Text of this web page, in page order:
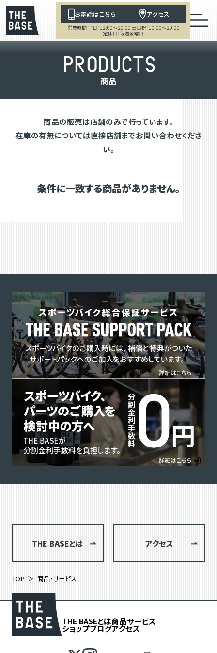
お電話はこちら アクセス
営業時間 平日：12:00～20:00 土日祝：10:00～20:00
定休日：毎週金曜日
PRODUCTS
商品
商品の販売は店舗のみで行っています。
在庫の有無については直接店舗までお問い合わせくださ
い。
条件に一致する商品がありません。
THE BASEとは アクセス
TOP 商品・サービス
THE BASEとは商品サービス
ショップブログアクセス